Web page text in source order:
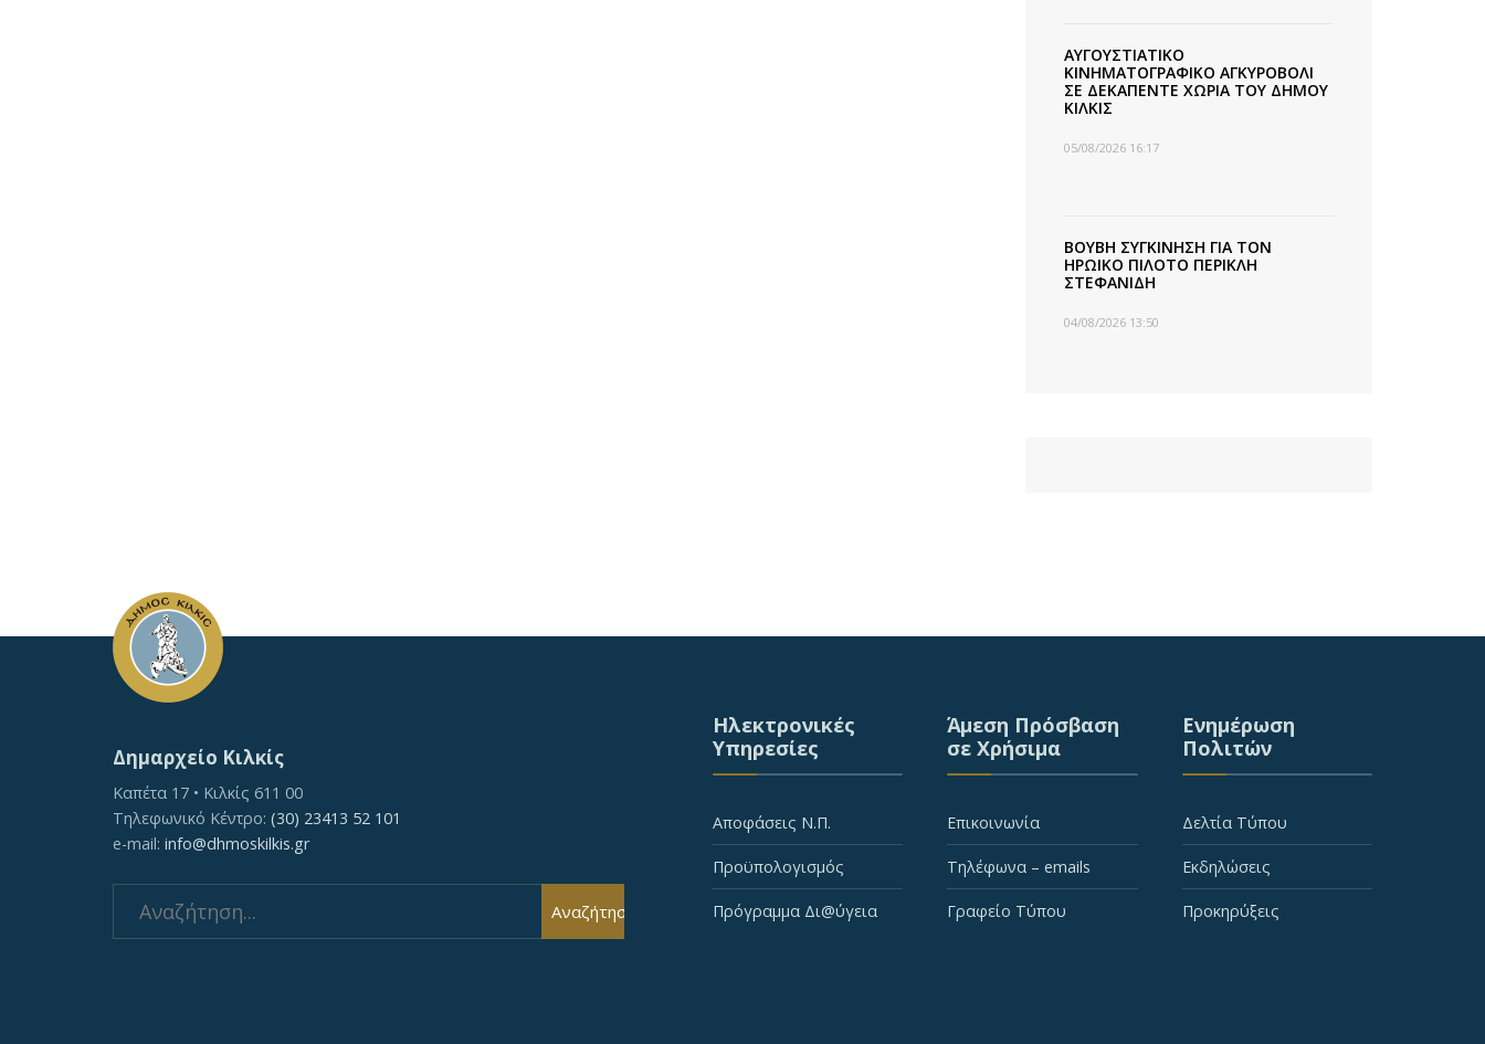
ΑΥΓΟΥΣΤΙΑΤΙΚΟ
ΚΙΝΗΜΑΤΟΓΡΑΦΙΚΟ ΑΓΚΥΡΟΒΟΛΙ
ΣΕ ΔΕΚΑΠΕΝΤΕ ΧΩΡΙΑ ΤΟΥ ΔΗΜΟΥ
ΚΙΛΚΙΣ
05/08/2026 16:17
ΒΟΥΒΗ ΣΥΓΚΙΝΗΣΗ ΓΙΑ ΤΟΝ
ΗΡΩΙΚΟ ΠΙΛΟΤΟ ΠΕΡΙΚΛΗ
ΣΤΕΦΑΝΙΔΗ
04/08/2026 13:50
Δημαρχείο Κιλκίς
Καπέτα 17 • Κιλκίς 611 00
Τηλεφωνικό Κέντρο: (30) 23413 52 101
e-mail: info@dhmoskilkis.gr
Αναζήτηση
Ηλεκτρονικές
Υπηρεσίες
Αποφάσεις Ν.Π.
Προϋπολογισμός
Πρόγραμμα Δι@ύγεια
Άμεση Πρόσβαση
σε Χρήσιμα
Επικοινωνία
Τηλέφωνα – emails
Γραφείο Τύπου
Ενημέρωση
Πολιτών
Δελτία Τύπου
Εκδηλώσεις
Προκηρύξεις